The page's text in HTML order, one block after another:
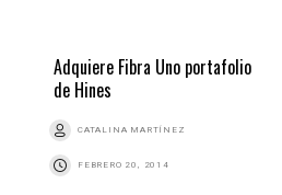
Adquiere Fibra Uno portafolio
de Hines
CATALINA MARTÍNEZ
FEBRERO 20, 2014